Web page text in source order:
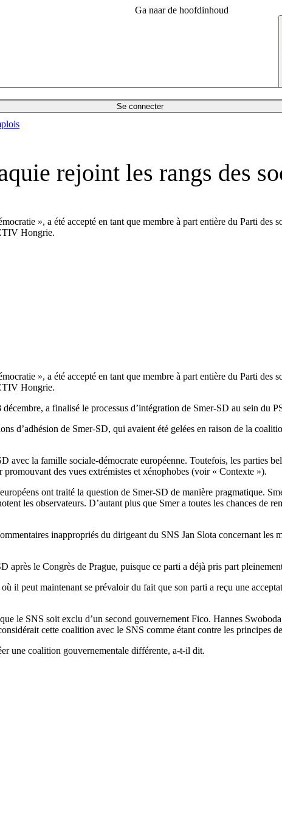
Ga naar de hoofdinhoud
Se connecter
rejoint les rangs des
», a été accepté en tant que membre à part entière du Parti des
Hongrie.
», a été accepté en tant que membre à part entière du Parti des
Hongrie.
a finalisé le processus d’intégration de Smer-SD au sein du
d’adhésion de Smer-SD, qui avaient été gelées en raison de la
avec la famille sociale-démocrate européenne. Toutefois, les parties
des vues extrémistes et xénophobes (voir « Contexte »).
ont traité la question de Smer-SD de manière pragmatique.
les observateurs. D’autant plus que Smer a toutes les chances de
inappropriés du dirigeant du SNS Jan Slota concernant les
après le Congrès de Prague, puisque ce parti a déjà pris part
il peut maintenant se prévaloir du fait que son parti a reçu une
le SNS soit exclu d’un second gouvernement Fico. Hannes
cette coalition avec le SNS comme étant contre les principes
une coalition gouvernementale différente, a-t-il dit.